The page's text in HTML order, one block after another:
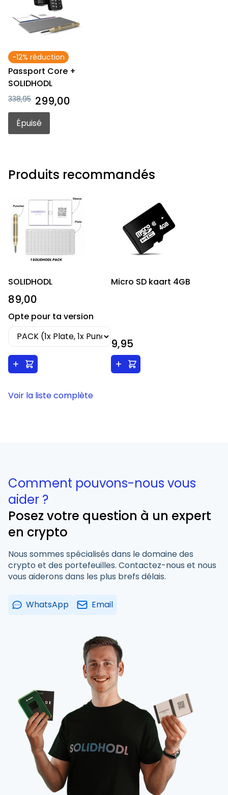
-12% réduction
Passport Core +
SOLIDHODL
338,95 299,00
Épuisé
Produits recommandés
SOLIDHODL
89,00
Opte pour ta version
+
Micro SD kaart 4GB
9,95
+
Voir la liste complète
Comment pouvons-nous vous
aider ?
Posez votre question à un expert
en crypto
Nous sommes spécialisés dans le domaine des
crypto et des portefeuilles. Contactez-nous et nous
vous aiderons dans les plus brefs délais.
WhatsApp Email